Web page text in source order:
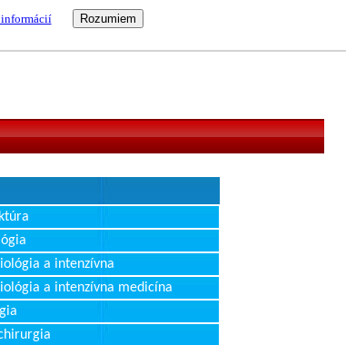
a intenzívna
a intenzívna medicína